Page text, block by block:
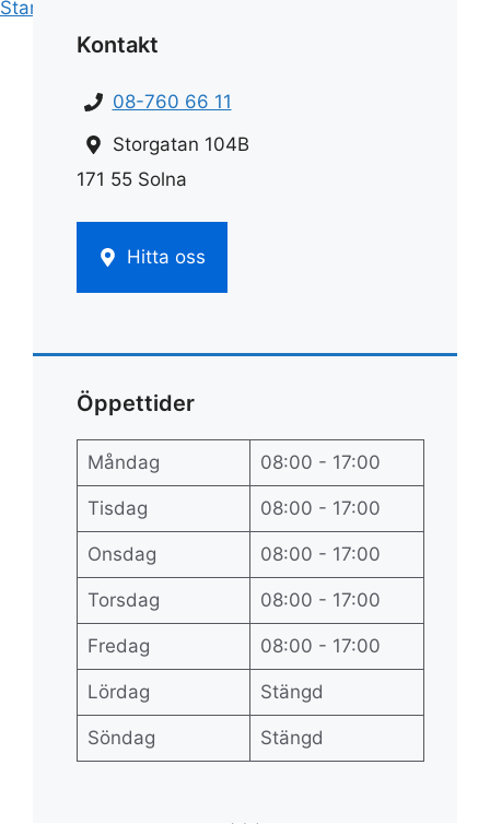
Start
Kontakt
08-760 66 11
Storgatan 104B
171 55 Solna
Hitta oss
Öppettider
Måndag 08:00 - 17:00
Tisdag 08:00 - 17:00
Onsdag 08:00 - 17:00
Torsdag 08:00 - 17:00
Fredag 08:00 - 17:00
Lördag Stängd
Söndag Stängd